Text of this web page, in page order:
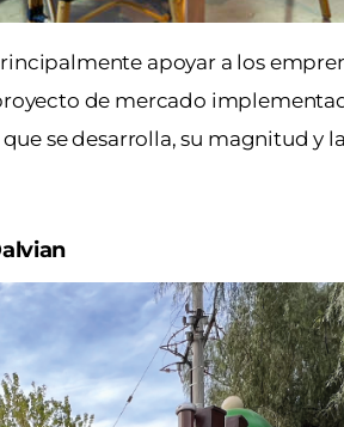
apoyar a los
de mercado
se desarrolla, su magnitud y